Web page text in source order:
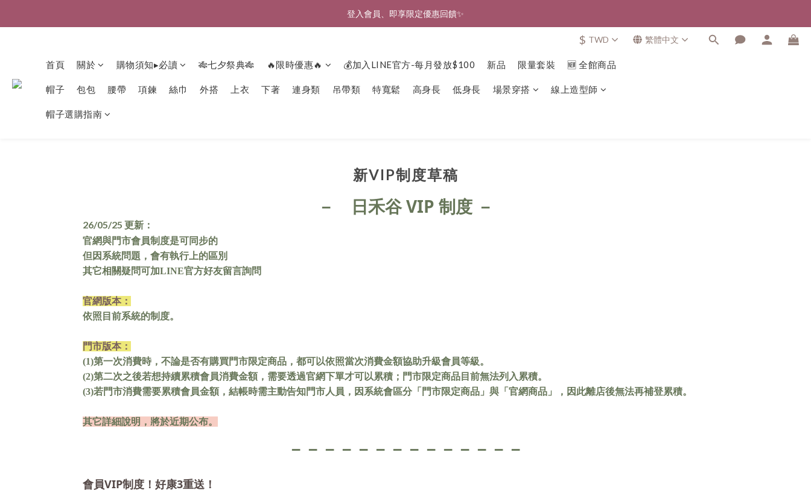
🎉新北淡水實體門市🤗歡迎蒞臨試穿🎉
$ TWD 繁體中文
首頁 關於 購物須知▸必讀 🎋七夕祭典🎋 🔥限時優惠🔥 💰加入LINE官方-每月發放$100 新品 限量套裝 🆕 全館商品
帽子 包包 腰帶 項鍊 絲巾 外搭 上衣 下著 連身類 吊帶類 特寬鬆 高身長 低身長 場景穿搭 線上造型師
帽子選購指南
新VIP制度草稿
－ 日禾谷VIP 制度 －
26/05/25 更新：
官網與門市會員制度是可同步的
但因系統問題，會有執行上的區別
其它相關疑問可加LINE官方好友留言詢問
官網版本：
依照目前系統的制度。
門市版本：
(1)第一次消費時，不論是否有購買門市限定商品，都可以依照當次消費金額協助升級會員等級。
(2)第二次之後若想持續累積會員消費金額，需要透過官網下單才可以累積；門市限定商品目前無法列入累積。
(3)若門市消費需要累積會員金額，結帳時需主動告知門市人員，因系統會區分「門市限定商品」與「官網商品」，因此離店後無法再補登累積。
其它詳細說明，將於近期公布。
－－－－－－－－－－－－－－
會員VIP制度！好康3重送！